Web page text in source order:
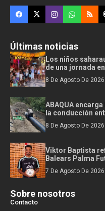
Últimas noticias
Los niños
de una jornada
8 De Agosto De 2026
ABAQUA
la conducción
8 De Agosto De 2026
Viktor Baptista
Balears Palma
7 De Agosto De 2026
Sobre nosotros
Contacto